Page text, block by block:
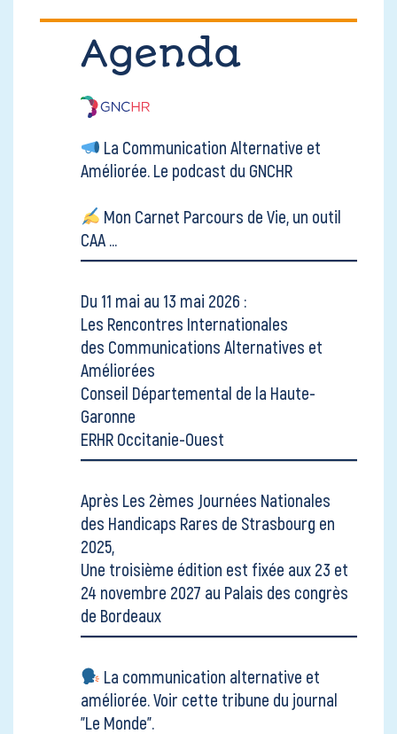
Agenda
La Communication Alternative et
Améliorée. Le podcast du GNCHR
Mon Carnet Parcours de Vie, un outil
CAA ...
Du 11 mai au 13 mai 2026 :
Les Rencontres Internationales
des Communications Alternatives et
Améliorées
Conseil Départemental de la Haute-
Garonne
ERHR Occitanie-Ouest
Après Les 2èmes Journées Nationales
des Handicaps Rares de Strasbourg en
2025,
Une troisième édition est fixée aux 23 et
24 novembre 2027 au Palais des congrès
de Bordeaux
La communication alternative et
améliorée. Voir cette tribune du journal
"Le Monde".